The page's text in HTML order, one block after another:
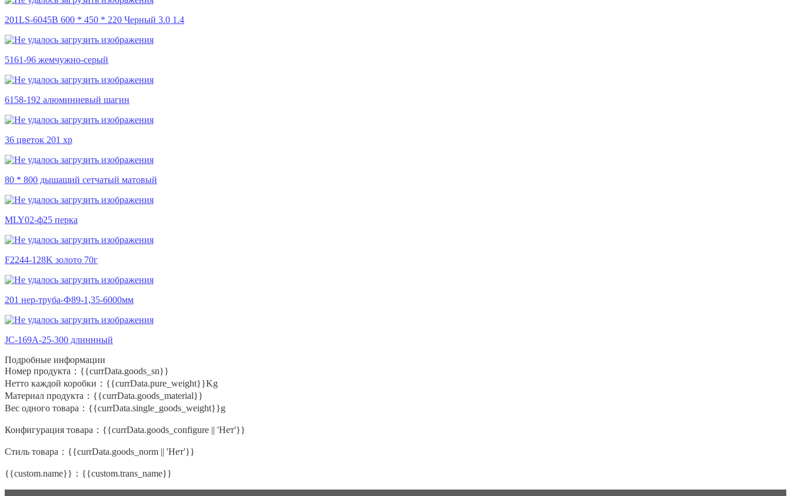
201LS-6045B 600 * 450 * 220 Черный 3.0 1.4
5161-96 жемчужно-серый
6158-192 алюминиевый шагин
36 цветок 201 хр
80 * 800 дышащий сетчатый матовый
MLY02-ф25 перка
F2244-128K золото 70г
201 нер-труба-Ф89-1,35-6000мм
JC-169A-25-300 длиннный
Подробные информации
Номер продукта： {{currData.goods_sn}}
Нетто каждой коробки： {{currData.pure_weight}}Kg
Материал продукта： {{currData.goods_material}}
Вес одного товара： {{currData.single_goods_weight}}g
Конфигурация товара： {{currData.goods_configure || 'Нет'}}
Стиль товара： {{currData.goods_norm || 'Нет'}}
{{custom.name}}： {{custom.trans_name}}